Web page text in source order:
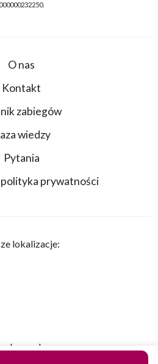
000000232250.
O nas
Kontakt
zabiegów
wiedzy
Pytania
polityka prywatności
lokalizacje:
do przelewu: